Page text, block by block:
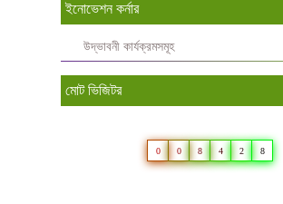
ইনোভেশন কর্নার
উদ্ভাবনী কার্যক্রমসমূহ
মোট ভিজিটর
0 0 8 4 2 8